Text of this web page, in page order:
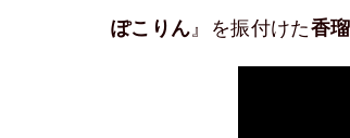
ぽこりん』を振付けた香